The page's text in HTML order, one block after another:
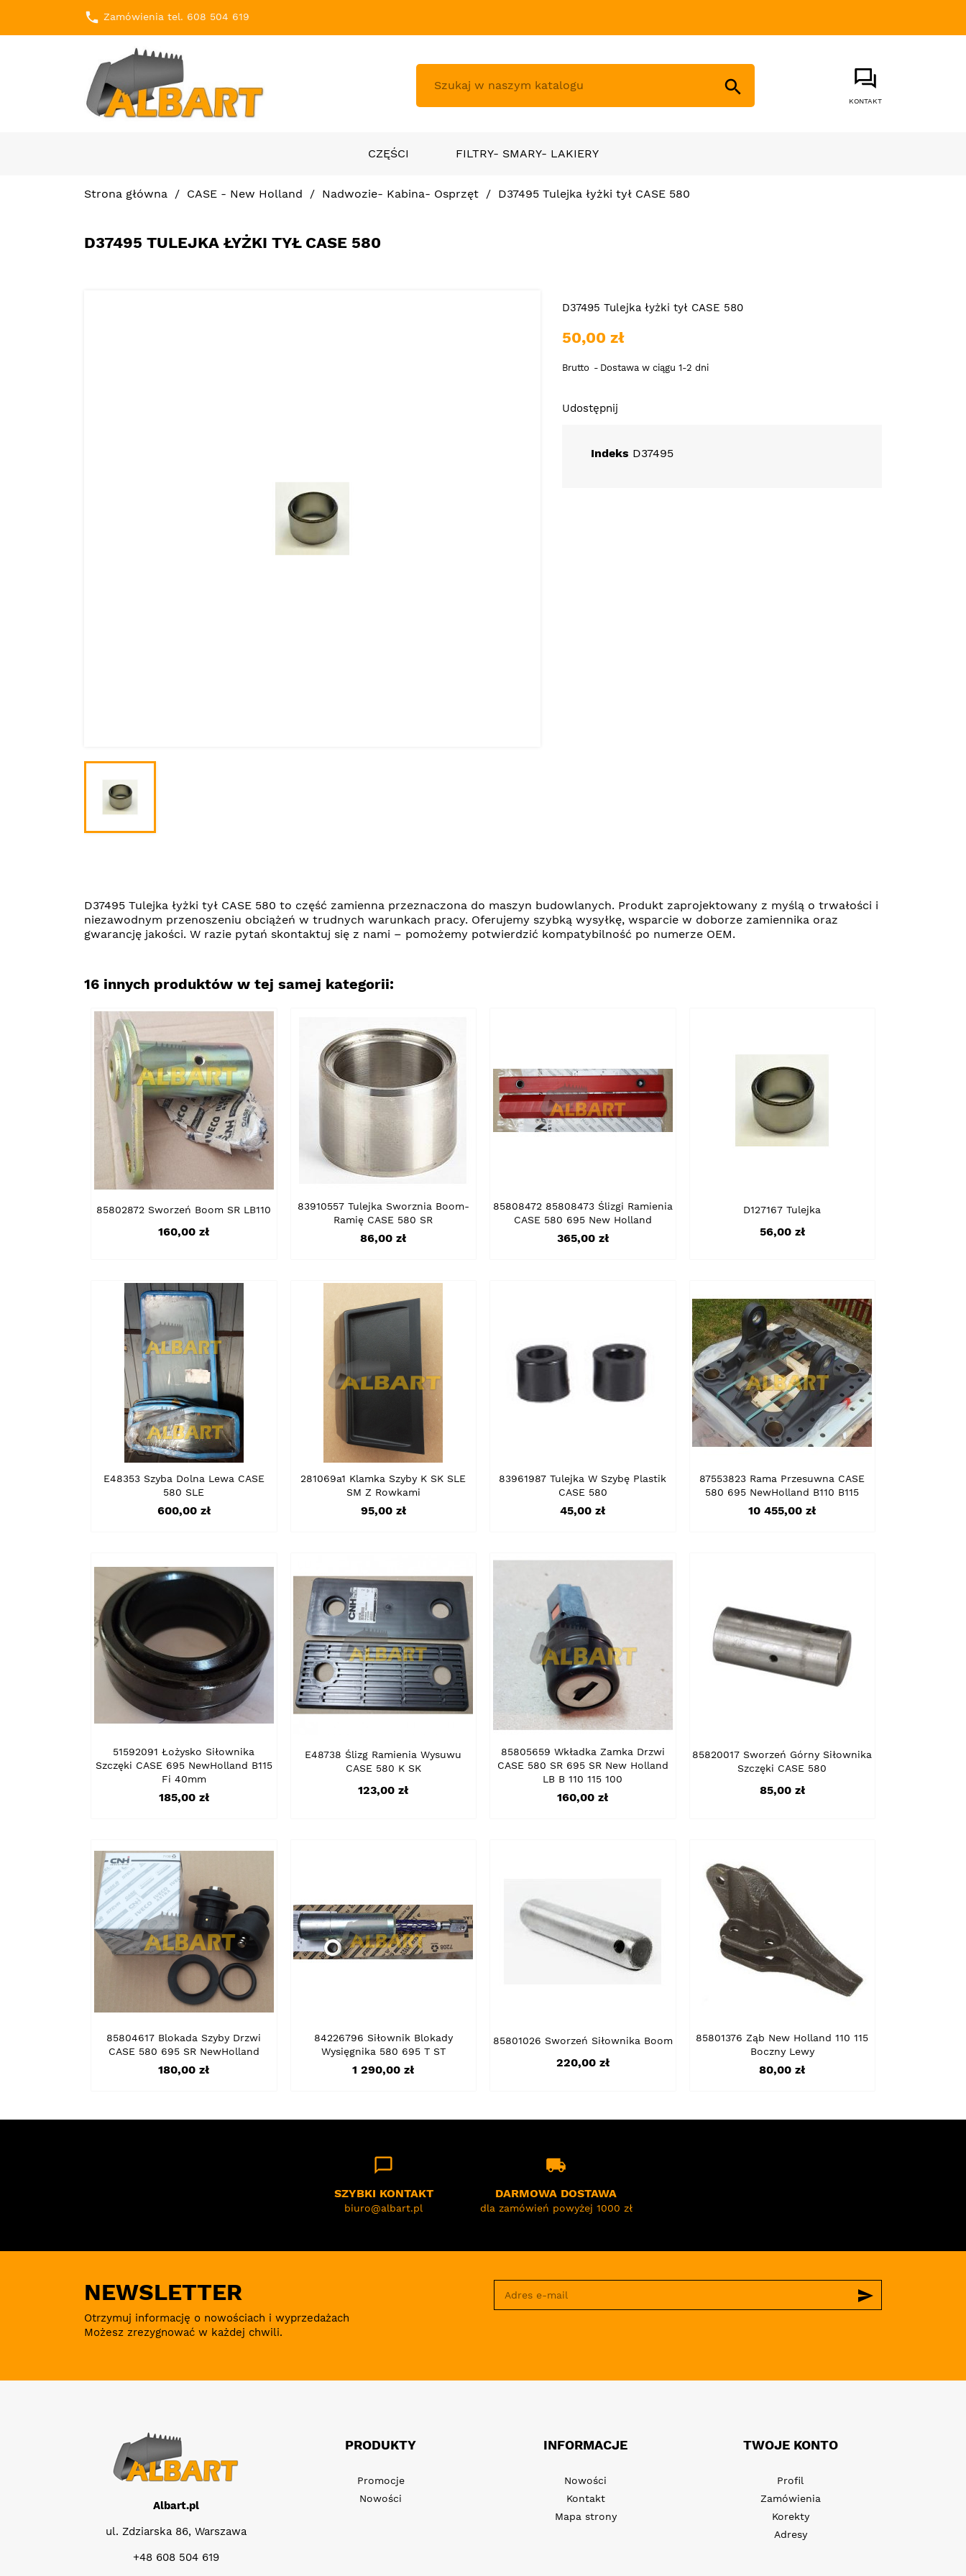
local_phone Zamówienia tel. 608 504 619

KONTAKT
CZĘŚCI FILTRY- SMARY- LAKIERY
Strona główna CASE - New Holland Nadwozie- Kabina- Osprzęt D37495 Tulejka łyżki tył CASE 580
D37495 TULEJKA ŁYŻKI TYŁ CASE 580
D37495 Tulejka łyżki tył CASE 580
50,00 zł
Brutto Dostawa w ciągu 1-2 dni
Udostępnij
Indeks D37495
D37495 Tulejka łyżki tył CASE 580 to część zamienna przeznaczona do maszyn budowlanych. Produkt zaprojektowany z myślą o trwałości i
niezawodnym przenoszeniu obciążeń w trudnych warunkach pracy. Oferujemy szybką wysyłkę, wsparcie w doborze zamiennika oraz
gwarancję jakości. W razie pytań skontaktuj się z nami – pomożemy potwierdzić kompatybilność po numerze OEM.
16 innych produktów w tej samej kategorii:
85802872 Sworzeń Boom SR LB110
Cena
160,00 zł
83910557 Tulejka Sworznia Boom-
Ramię CASE 580 SR
Cena
86,00 zł
85808472 85808473 Ślizgi Ramienia
CASE 580 695 New Holland
Cena
365,00 zł
D127167 Tulejka
Cena
56,00 zł
E48353 Szyba Dolna Lewa CASE
580 SLE
Cena
600,00 zł
281069a1 Klamka Szyby K SK SLE
SM Z Rowkami
Cena
95,00 zł
83961987 Tulejka W Szybę Plastik
CASE 580
Cena
45,00 zł
87553823 Rama Przesuwna CASE
580 695 NewHolland B110 B115
Cena
10 455,00 zł
51592091 Łożysko Siłownika
Szczęki CASE 695 NewHolland B115
Fi 40mm
Cena
185,00 zł
E48738 Ślizg Ramienia Wysuwu
CASE 580 K SK
Cena
123,00 zł
85805659 Wkładka Zamka Drzwi
CASE 580 SR 695 SR New Holland
LB B 110 115 100
Cena
160,00 zł
85820017 Sworzeń Górny Siłownika
Szczęki CASE 580
Cena
85,00 zł
85804617 Blokada Szyby Drzwi
CASE 580 695 SR NewHolland
Cena
180,00 zł
84226796 Siłownik Blokady
Wysięgnika 580 695 T ST
Cena
1 290,00 zł
85801026 Sworzeń Siłownika Boom
Cena
220,00 zł
85801376 Ząb New Holland 110 115
Boczny Lewy
Cena
80,00 zł
chat_bubble_outline
SZYBKI KONTAKT
biuro@albart.pl
local_shipping
DARMOWA DOSTAWA
dla zamówień powyżej 1000 zł
NEWSLETTER
Otrzymuj informację o nowościach i wyprzedażach
Możesz zrezygnować w każdej chwili.
send
Albart.pl
ul. Zdziarska 86, Warszawa
+48 608 504 619
PRODUKTY
Promocje
Nowości
INFORMACJE
Nowości
Kontakt
Mapa strony
TWOJE KONTO
Profil
Zamówienia
Korekty
Adresy